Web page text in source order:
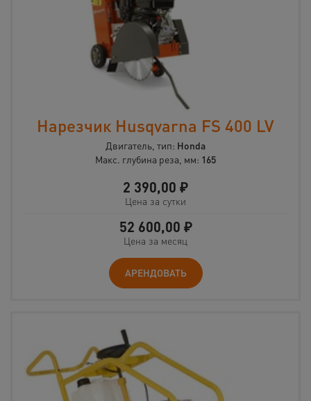
Нарезчик Husqvarna FS 400 LV
Двигатель, тип: Honda
Макс. глубина реза, мм: 165
2 390,00 ₽
Цена за сутки
52 600,00 ₽
Цена за месяц
АРЕНДОВАТЬ